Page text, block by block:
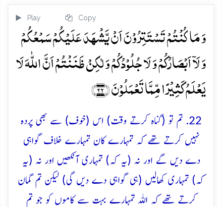
Play Copy
وَ مَا کُنۡتُمۡ تَسۡتَتِرُوۡنَ اَنۡ یَّشۡہَدَ عَلَیۡکُمۡ سَمۡعُکُمۡ
وَ لَاۤ اَبۡصَارُکُمۡ وَ لَا جُلُوۡدُکُمۡ وَ لٰکِنۡ ظَنَنۡتُمۡ اَنَّ اللّٰہَ لَا
یَعۡلَمُ کَثِیۡرًا مِّمَّا تَعۡمَلُوۡنَ ﴿۲۲﴾
22. تم تو (گناہ کرتے وقت) اس (خوف) سے بھی پردہ
نہیں کرتے تھے کہ تمہارے کان تمہارے خلاف گواہی
دے دیں گے اور نہ (یہ کہ) تمہاری آنکھیں اور نہ (یہ
کہ) تمہاری کھالیں (ہی گواہی دے دیں گی) لیکن تم گمان
کرتے تھے کہ اللہ تمہارے بہت سے کاموں کو جو تم